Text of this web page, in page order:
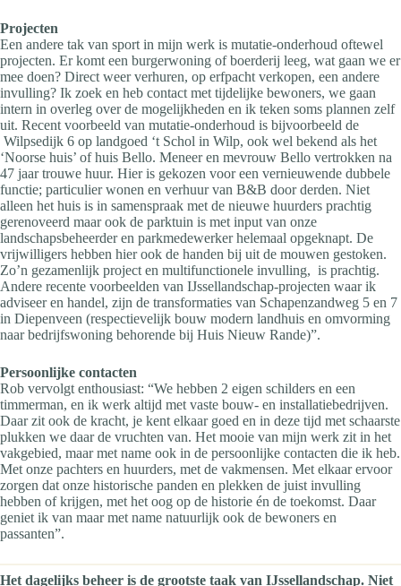
Projecten
Een andere tak van sport in mijn werk is mutatie-onderhoud oftewel
projecten. Er komt een burgerwoning of boerderij leeg, wat gaan we er
mee doen? Direct weer verhuren, op erfpacht verkopen, een andere
invulling? Ik zoek en heb contact met tijdelijke bewoners, we gaan
intern in overleg over de mogelijkheden en ik teken soms plannen zelf
uit. Recent voorbeeld van mutatie-onderhoud is bijvoorbeeld de
Wilpsedijk 6 op landgoed ‘t Schol in Wilp, ook wel bekend als het
‘Noorse huis’ of huis Bello. Meneer en mevrouw Bello vertrokken na
47 jaar trouwe huur. Hier is gekozen voor een vernieuwende dubbele
functie; particulier wonen en verhuur van B&B door derden. Niet
alleen het huis is in samenspraak met de nieuwe huurders prachtig
gerenoveerd maar ook de parktuin is met input van onze
landschapsbeheerder en parkmedewerker helemaal opgeknapt. De
vrijwilligers hebben hier ook de handen bij uit de mouwen gestoken.
Zo’n gezamenlijk project en multifunctionele invulling, is prachtig.
Andere recente voorbeelden van IJssellandschap-projecten waar ik
adviseer en handel, zijn de transformaties van Schapenzandweg 5 en 7
in Diepenveen (respectievelijk bouw modern landhuis en omvorming
naar bedrijfswoning behorende bij Huis Nieuw Rande)”.
Persoonlijke contacten
Rob vervolgt enthousiast: “We hebben 2 eigen schilders en een
timmerman, en ik werk altijd met vaste bouw- en installatiebedrijven.
Daar zit ook de kracht, je kent elkaar goed en in deze tijd met schaarste
plukken we daar de vruchten van. Het mooie van mijn werk zit in het
vakgebied, maar met name ook in de persoonlijke contacten die ik heb.
Met onze pachters en huurders, met de vakmensen. Met elkaar ervoor
zorgen dat onze historische panden en plekken de juist invulling
hebben of krijgen, met het oog op de historie én de toekomst. Daar
geniet ik van maar met name natuurlijk ook de bewoners en
passanten”.
Het dagelijks beheer is de grootste taak van IJssellandschap. Niet